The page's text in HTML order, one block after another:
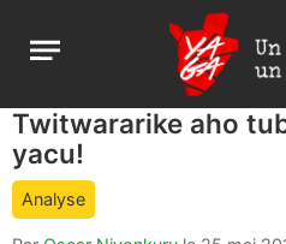
Open
menu
Yaga
Burundi
article
comment
count
is:
Twitwararike aho
yacu!
Analyse